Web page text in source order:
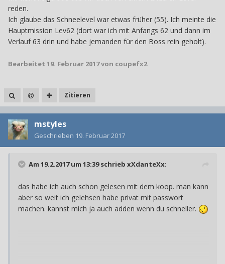
reden.
Ich glaube das Schneelevel war etwas früher (55). Ich meinte die
Hauptmission Lev62 (dort war ich mit Anfangs 62 und dann im
Verlauf 63 drin und habe jemanden für den Boss rein geholt).
Bearbeitet 19. Februar 2017von coupefx2
Zitieren
mstyles
Geschrieben 19. Februar 2017
Am 19.2.2017 um 13:39 schrieb xXdanteXx:
das habe ich auch schon gelesen mit dem koop. man kann
aber so weit ich gelehsen habe privat mit passwort
machen. kannst mich ja auch adden wenn du schneller.